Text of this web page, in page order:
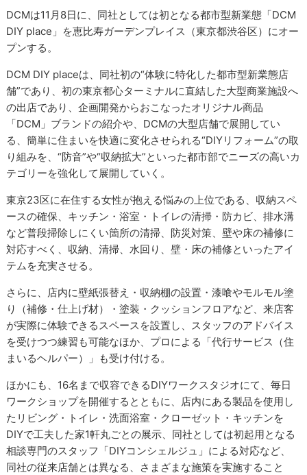
DCMは11月8日に、同社としては初となる都市型新業態「DCM
DIY place」を恵比寿ガーデンプレイス（東京都渋谷区）にオー
プンする。
DCM DIY placeは、同社初の“体験に特化した都市型新業態店
舗”であり、初の東京都心ターミナルに直結した大型商業施設へ
の出店であり、企画開発からおこなったオリジナル商品
「DCM」ブランドの紹介や、DCMの大型店舗で展開してい
る、簡単に住まいを快適に変化させられる“DIYリフォーム”の取
り組みを、“防音”や“収納拡大”といった都市部でニーズの高いカ
テゴリーを強化して展開していく。
東京23区に在住する女性が抱える悩みの上位である、収納スペ
ースの確保、キッチン・浴室・トイレの清掃・防カビ、排水溝
など普段掃除しにくい箇所の清掃、防災対策、壁や床の補修に
対応すべく、収納、清掃、水回り、壁・床の補修といったアイ
テムを充実させる。
さらに、店内に壁紙張替え・収納棚の設置・漆喰やモルモル塗
り（補修・仕上げ材）・塗装・クッションフロアなど、来店客
が実際に体験できるスペースを設置し、スタッフのアドバイス
を受けつつ練習も可能なほか、プロによる「代行サービス（住
まいるヘルパー）」も受け付ける。
ほかにも、16名まで収容できるDIYワークスタジオにて、毎日
ワークショップを開催するとともに、店内にある製品を使用し
たリビング・トイレ・洗面浴室・クローゼット・キッチンを
DIYで工夫した家1軒丸ごとの展示、同社としては初起用となる
相談専門のスタッフ「DIYコンシェルジュ」による対応など、
同社の従来店舗とは異なる、さまざまな施策を実施すること